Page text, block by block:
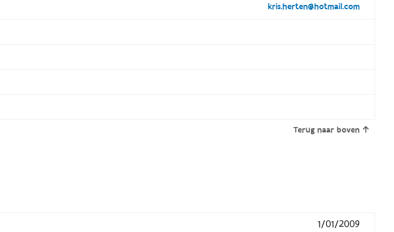
kris.herten@hotmail.com
Terug naar boven
1/01/2009